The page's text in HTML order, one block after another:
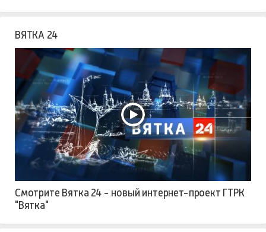
ВЯТКА 24
Смотрите Вятка 24 - новый интернет-проект ГТРК
"Вятка"